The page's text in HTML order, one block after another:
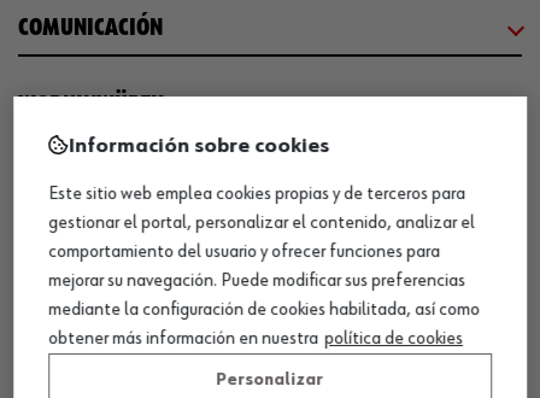
COMUNICACIÓN
NUESTROS CERTIFICADOS
¡WÜRTH EMPRESA SOLIDARIA!
Información sobre cookies
Este sitio web emplea cookies propias y de terceros para
gestionar el portal, personalizar el contenido, analizar el
comportamiento del usuario y ofrecer funciones para
mejorar su navegación. Puede modificar sus preferencias
mediante la configuración de cookies habilitada, así como
obtener más información en nuestra política de cookies
Personalizar